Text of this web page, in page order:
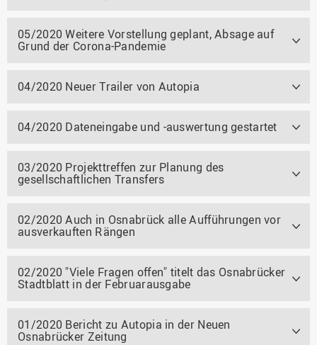
05/2020 Weitere Vorstellung geplant, Absage auf
Grund der Corona-Pandemie
04/2020 Neuer Trailer von Autopia
04/2020 Dateneingabe und -auswertung gestartet
03/2020 Projekttreffen zur Planung des
gesellschaftlichen Transfers
02/2020 Auch in Osnabrück alle Aufführungen vor
ausverkauften Rängen
02/2020 "Viele Fragen offen" titelt das Osnabrücker
Stadtblatt in der Februarausgabe
01/2020 Bericht zu Autopia in der Neuen
Osnabrücker Zeitung